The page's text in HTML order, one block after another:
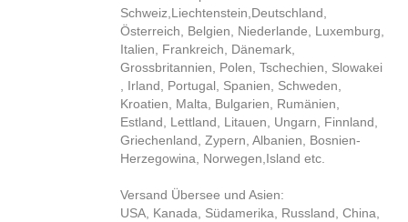
Schweiz,Liechtenstein,Deutschland,
Österreich, Belgien, Niederlande, Luxemburg,
Italien, Frankreich, Dänemark,
Grossbritannien, Polen, Tschechien, Slowakei
, Irland, Portugal, Spanien, Schweden,
Kroatien, Malta, Bulgarien, Rumänien,
Estland, Lettland, Litauen, Ungarn, Finnland,
Griechenland, Zypern, Albanien, Bosnien-
Herzegowina, Norwegen,Island etc.
Versand Übersee und Asien:
USA, Kanada, Südamerika, Russland, China,